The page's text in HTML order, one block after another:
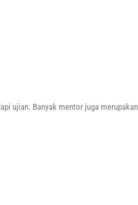
ujian. Banyak mentor juga merupakan